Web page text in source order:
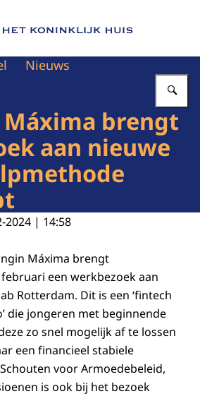
van Het Koninklijk Huis
Nieuws
brengt
aan nieuwe
2024 | 14:58
Máxima brengt
een werkbezoek aan
Rotterdam. Dit is een ‘fintech
die jongeren met beginnende
zo snel mogelijk af te lossen
een financieel stabiele
voor Armoedebeleid,
is ook bij het bezoek